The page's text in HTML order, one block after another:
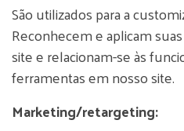
São utilizados para a
Reconhecem e aplicam
site e relacionam-se às
ferramentas em nosso site.
Marketing/retargeting: